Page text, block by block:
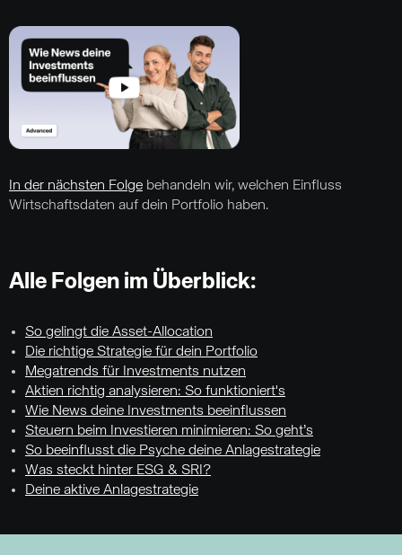
In der nächsten Folge behandeln wir, welchen Einfluss
Wirtschaftsdaten auf dein Portfolio haben.
Alle Folgen im Überblick:
So gelingt die Asset-Allocation
Die richtige Strategie für dein Portfolio
Megatrends für Investments nutzen
Aktien richtig analysieren: So funktioniert's
Wie News deine Investments beeinflussen
Steuern beim Investieren minimieren: So geht’s
So beeinflusst die Psyche deine Anlagestrategie
Was steckt hinter ESG & SRI?
Deine aktive Anlagestrategie